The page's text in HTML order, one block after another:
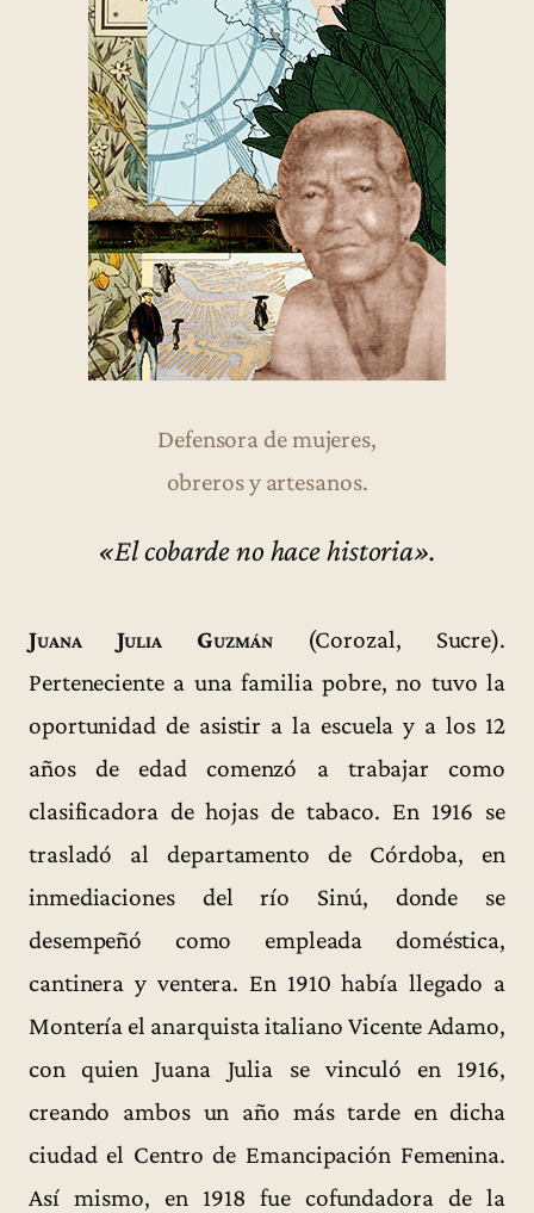
Defensora de mujeres,
obreros y artesanos.
«El cobarde no hace historia».
Juana Julia Guzmán(Corozal, Sucre).
Perteneciente a una familia pobre, no tuvo la
oportunidad de asistir a la escuela y a los 12
años de edad comenzó a trabajar como
clasificadora de hojas de tabaco. En 1916 se
trasladó al departamento de Córdoba, en
inmediaciones del río Sinú, donde se
desempeñó como empleada doméstica,
cantinera y ventera. En 1910 había llegado a
Montería el anarquista italiano Vicente Adamo,
con quien Juana Julia se vinculó en 1916,
creando ambos un año más tarde en dicha
ciudad el Centro de Emancipación Femenina.
Así mismo, en 1918 fue cofundadora de la